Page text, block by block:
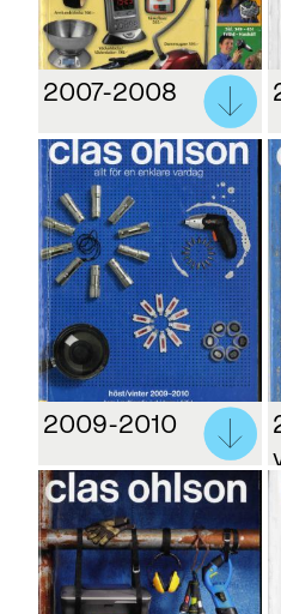
2007-2008
2009-2010